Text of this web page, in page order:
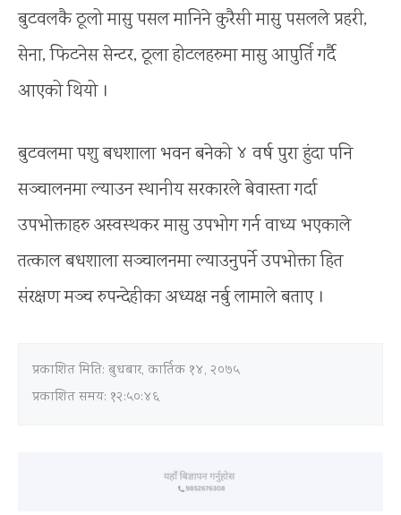
बुटवलकै ठूलो मासु पसल मानिने कुरैसी मासु पसलले प्रहरी,
सेना, फिटनेस सेन्टर, ठूला होटलहरुमा मासु आपुर्ति गर्दै
आएको थियो ।
बुटवलमा पशु बधशाला भवन बनेको ४ वर्ष पुरा हुंदा पनि
सञ्चालनमा ल्याउन स्थानीय सरकारले बेवास्ता गर्दा
उपभोक्ताहरु अस्वस्थकर मासु उपभोग गर्न वाध्य भएकाले
तत्काल बधशाला सञ्चालनमा ल्याउनुपर्ने उपभोक्ता हित
संरक्षण मञ्च रुपन्देहीका अध्यक्ष नर्बु लामाले बताए ।
प्रकाशित मिति: बुधबार, कार्तिक १४, २०७५
प्रकाशित समय: १२:५०:४६